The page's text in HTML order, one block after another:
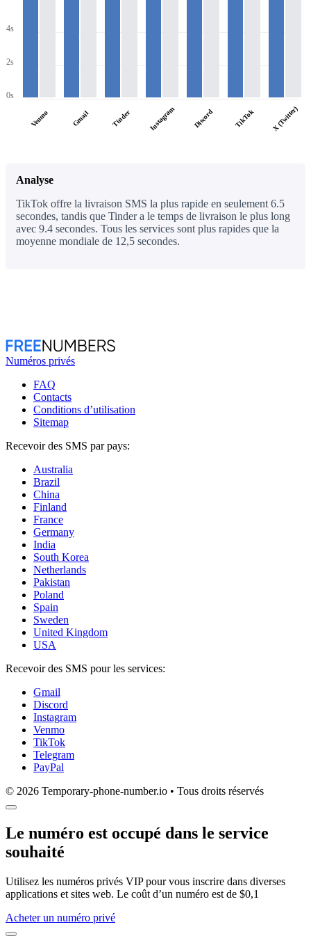
4s
2s
0s
Venmo Gmail Tinder Instagram Discord TikTok X (Twitter)
Analyse
TikTok offre la livraison SMS la plus rapide en seulement 6.5
secondes, tandis que Tinder a le temps de livraison le plus long
avec 9.4 secondes. Tous les services sont plus rapides que la
moyenne mondiale de 12,5 secondes.
Numéros privés
FAQ
Contacts
Conditions d’utilisation
Sitemap
Recevoir des SMS par pays:
Australia
Brazil
China
Finland
France
Germany
India
South Korea
Netherlands
Pakistan
Poland
Spain
Sweden
United Kingdom
USA
Recevoir des SMS pour les services:
Gmail
Discord
Instagram
Venmo
TikTok
Telegram
PayPal
© 2026 Temporary-phone-number.io • Tous droits réservés
Le numéro est occupé dans le service
souhaité
Utilisez les numéros privés VIP pour vous inscrire dans diverses
applications et sites web. Le coût d’un numéro est de $0,1
Acheter un numéro privé